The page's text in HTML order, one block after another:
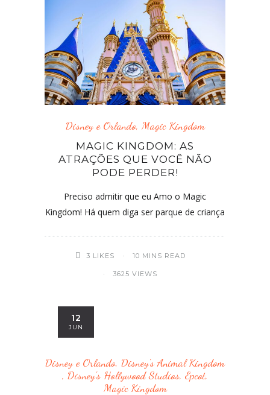
Disney e Orlando, Magic Kingdom
MAGIC KINGDOM: AS
ATRAÇÕES QUE VOCÊ NÃO
PODE PERDER!
Preciso admitir que eu Amo o Magic
Kingdom! Há quem diga ser parque de criança
3 LIKES 10 MINS READ
3625 VIEWS
12
JUN
Disney e Orlando, Disney's Animal Kingdom
, Disney's Hollywood Studios, Epcot,
Magic Kingdom